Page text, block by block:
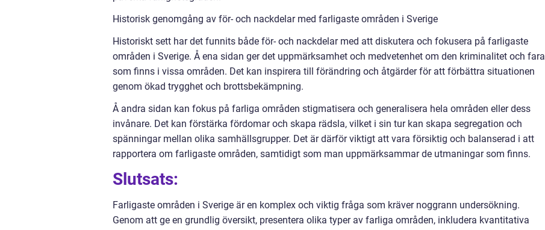
Historisk genomgång av för- och nackdelar med farligaste områden i Sverige
Historiskt sett har det funnits både för- och nackdelar med att diskutera och fokusera på farligaste
områden i Sverige. Å ena sidan ger det uppmärksamhet och medvetenhet om den kriminalitet och fara
som finns i vissa områden. Det kan inspirera till förändring och åtgärder för att förbättra situationen
genom ökad trygghet och brottsbekämpning.
Å andra sidan kan fokus på farliga områden stigmatisera och generalisera hela områden eller dess
invånare. Det kan förstärka fördomar och skapa rädsla, vilket i sin tur kan skapa segregation och
spänningar mellan olika samhällsgrupper. Det är därför viktigt att vara försiktig och balanserad i att
rapportera om farligaste områden, samtidigt som man uppmärksammar de utmaningar som finns.
Slutsats:
Farligaste områden i Sverige är en komplex och viktig fråga som kräver noggrann undersökning.
Genom att ge en grundlig översikt, presentera olika typer av farliga områden, inkludera kvantitativa